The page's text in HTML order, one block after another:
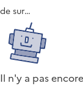
de sur…
Il n'y a pas